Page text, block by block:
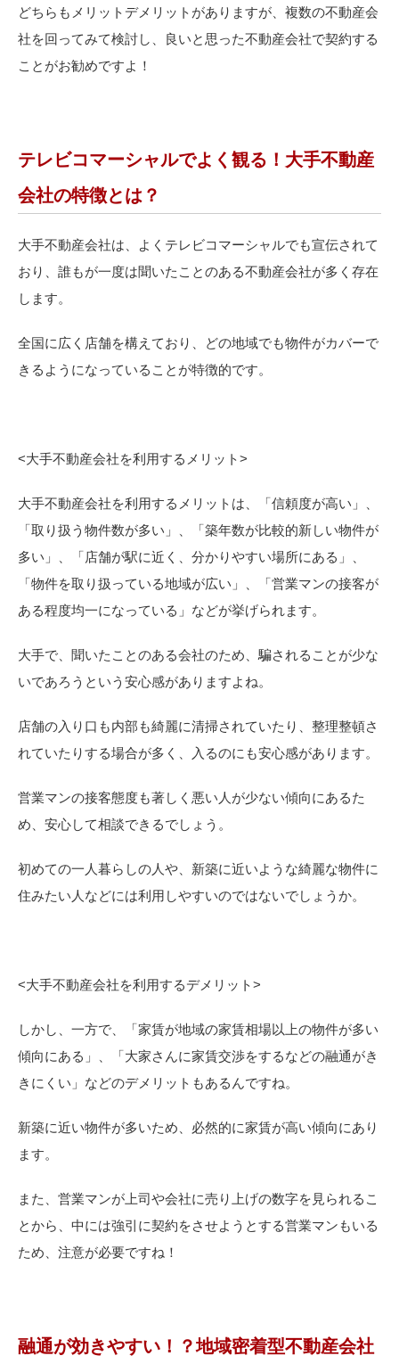
どちらもメリットデメリットがありますが、複数の不動産会
社を回ってみて検討し、良いと思った不動産会社で契約する
ことがお勧めですよ！
テレビコマーシャルでよく観る！大手不動産
会社の特徴とは？
大手不動産会社は、よくテレビコマーシャルでも宣伝されて
おり、誰もが一度は聞いたことのある不動産会社が多く存在
します。
全国に広く店舗を構えており、どの地域でも物件がカバーで
きるようになっていることが特徴的です。
<大手不動産会社を利用するメリット>
大手不動産会社を利用するメリットは、「信頼度が高い」、
「取り扱う物件数が多い」、「築年数が比較的新しい物件が
多い」、「店舗が駅に近く、分かりやすい場所にある」、
「物件を取り扱っている地域が広い」、「営業マンの接客が
ある程度均一になっている」などが挙げられます。
大手で、聞いたことのある会社のため、騙されることが少な
いであろうという安心感がありますよね。
店舗の入り口も内部も綺麗に清掃されていたり、整理整頓さ
れていたりする場合が多く、入るのにも安心感があります。
営業マンの接客態度も著しく悪い人が少ない傾向にあるた
め、安心して相談できるでしょう。
初めての一人暮らしの人や、新築に近いような綺麗な物件に
住みたい人などには利用しやすいのではないでしょうか。
<大手不動産会社を利用するデメリット>
しかし、一方で、「家賃が地域の家賃相場以上の物件が多い
傾向にある」、「大家さんに家賃交渉をするなどの融通がき
きにくい」などのデメリットもあるんですね。
新築に近い物件が多いため、必然的に家賃が高い傾向にあり
ます。
また、営業マンが上司や会社に売り上げの数字を見られるこ
とから、中には強引に契約をさせようとする営業マンもいる
ため、注意が必要ですね！
融通が効きやすい！？地域密着型不動産会社